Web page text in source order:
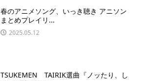
春のアニメソング、いっき聴き アニソン
まとめプレイリ...
2025.05.12
TSUKEMEN TAIRIK選曲『ノッたり、し